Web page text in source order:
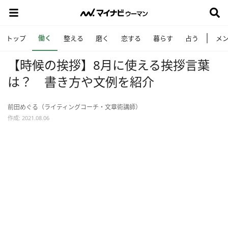
トップ 働く 整える 磨く 恋する 暮らす 占う メ
【時候の挨拶】8月に使える挨拶言葉
は？ 書き方や文例を紹介
前田めぐる（ライティングコーチ・文章術講師）
作成: 2021.08.06